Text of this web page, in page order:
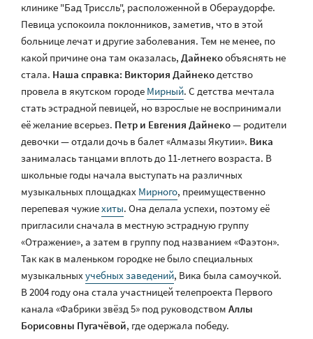
клинике "Бад Триссль", расположенной в Обераудорфе.
Певица успокоила поклонников, заметив, что в этой
больнице лечат и другие заболевания. Тем не менее, по
какой причине она там оказалась, Дайнекообъяснять не
стала. Наша справка: Виктория Дайнекодетство
провела в якутском городе Мирный. С детства мечтала
стать эстрадной певицей, но взрослые не воспринимали
её желание всерьез. Петр и Евгения Дайнеко— родители
девочки — отдали дочь в балет «Алмазы Якутии». Вика
занималась танцами вплоть до 11-летнего возраста. В
школьные годы начала выступать на различных
музыкальных площадках Мирного, преимущественно
перепевая чужиехиты. Она делала успехи, поэтому её
пригласили сначала в местную эстрадную группу
«Отражение», а затем в группу под названием «Фаэтон».
Так как в маленьком городке не было специальных
музыкальныхучебных заведений, Вика была самоучкой.
В 2004 году она стала участницей телепроекта Первого
канала «Фабрики звёзд 5» под руководством Аллы
Борисовны Пугачёвой, где одержала победу.